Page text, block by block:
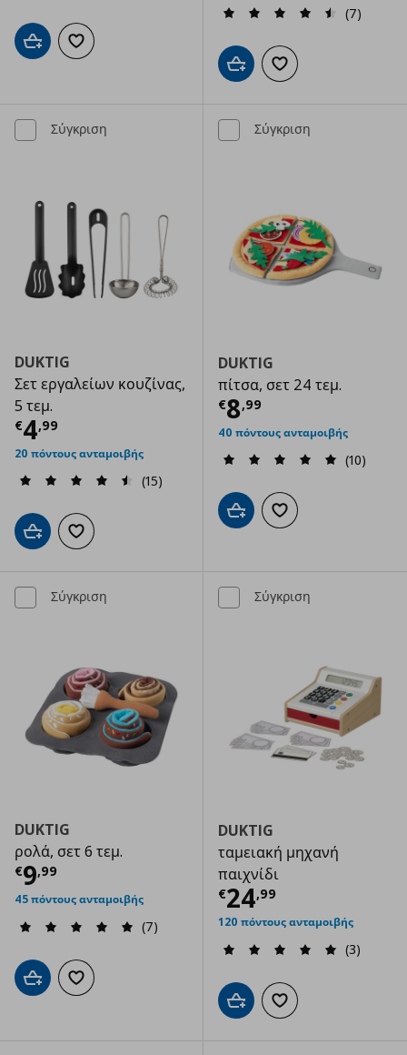
Προσθήκη στο καλάθι
Προσθήκη στα αγαπημένα
(7)
Προσθήκη στο καλάθι
Προσθήκη στα
Σύγκριση
DUKTIG
Σετ εργαλείων κουζίνας,
5 τεμ.
€4,99
Τρέχουσα τιμή € 4,99
20 πόντους ανταμοιβής
(15)
Προσθήκη στο καλάθι
Προσθήκη στα αγαπημένα
Σύγκριση
DUKTIG
πίτσα, σετ 24 τεμ.
€8,99
Τρέχουσα
40 πόντους ανταμοιβής
(10)
Προσθήκη στο καλάθι
Προσθήκη στα
Σύγκριση
DUKTIG
ρολά, σετ 6 τεμ.
€9,99
Τρέχουσα τιμή € 9,99
45 πόντους ανταμοιβής
(7)
Προσθήκη στο καλάθι
Προσθήκη στα αγαπημένα
Σύγκριση
DUKTIG
ταμειακή μηχανή
παιχνίδι
€24,99
Τρέχουσα
120 πόντους ανταμοιβής
(3)
Προσθήκη στο καλάθι
Προσθήκη στα